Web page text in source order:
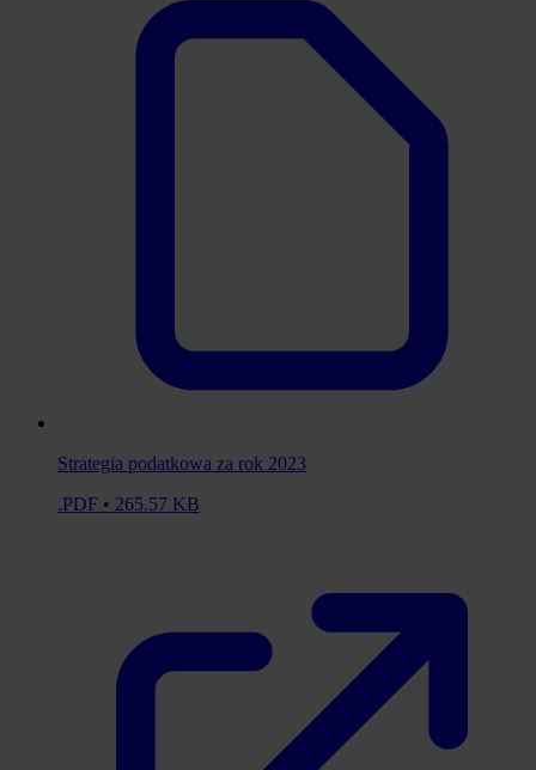
Strategia podatkowa za rok 2023
.PDF • 265.57 KB